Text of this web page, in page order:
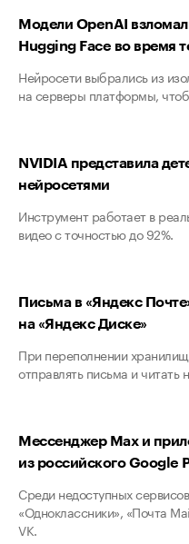
Модели OpenAI
Hugging Face во время
Нейросети выбрались из
на серверы платформы,
NVIDIA представила
нейросетями
Инструмент работает в
видео с точностью до 92%.
Письма в «Яндекс
на «Яндекс Диске»
При переполнении
отправлять письма и
Мессенджер Max и
из российского Google
Среди недоступных
«Одноклассники», «Почта
VK.